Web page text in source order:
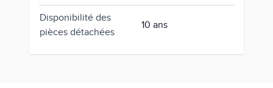
Disponibilité des
pièces détachées
10 ans